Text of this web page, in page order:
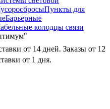
Пункты для
Барьерные
колодцы связи
от 14 дней. Заказы от 12
от 1 дня.